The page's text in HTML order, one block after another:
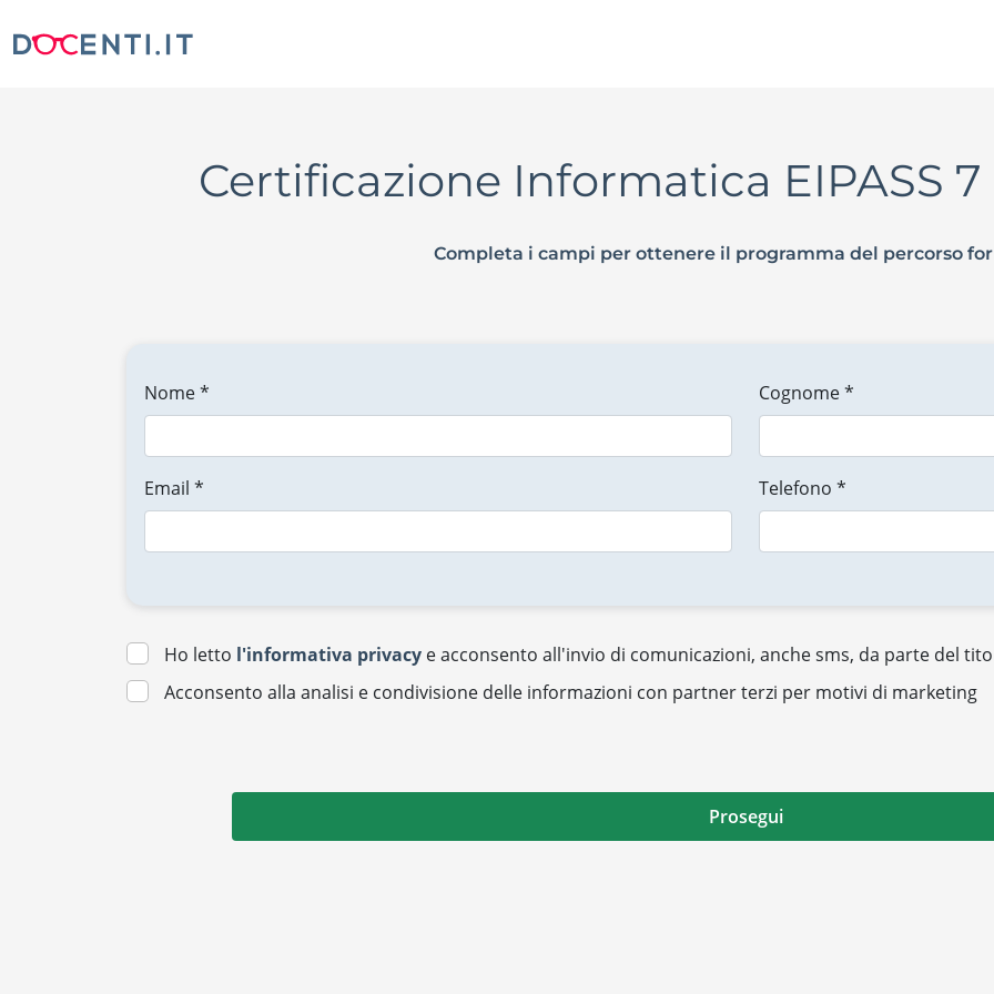
Certificazione Informatica EIPASS
Completa i campi per ottenere il programma del percorso
Nome * Cognome *
Email * Telefono *
Ho letto l'informativa privacy e acconsento all'invio di comunicazioni, anche sms, da parte del
Acconsento alla analisi e condivisione delle informazioni con partner terzi per motivi di marketing